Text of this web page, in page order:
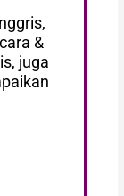
&
juga